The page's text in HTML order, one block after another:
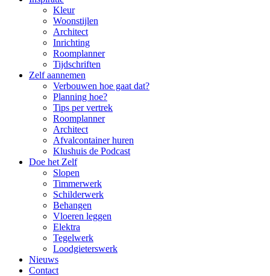
Kleur
Woonstijlen
Architect
Inrichting
Roomplanner
Tijdschriften
Zelf aannemen
Verbouwen hoe gaat dat?
Planning hoe?
Tips per vertrek
Roomplanner
Architect
Afvalcontainer huren
Klushuis de Podcast
Doe het Zelf
Slopen
Timmerwerk
Schilderwerk
Behangen
Vloeren leggen
Elektra
Tegelwerk
Loodgieterswerk
Nieuws
Contact